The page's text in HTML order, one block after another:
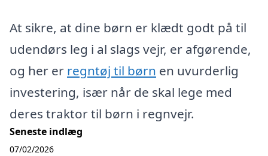
At sikre, at dine børn er klædt godt på til
udendørs leg i al slags vejr, er afgørende,
og her er regntøj til børn en uvurderlig
investering, især når de skal lege med
deres traktor til børn i regnvejr.
Seneste indlæg
07/02/2026